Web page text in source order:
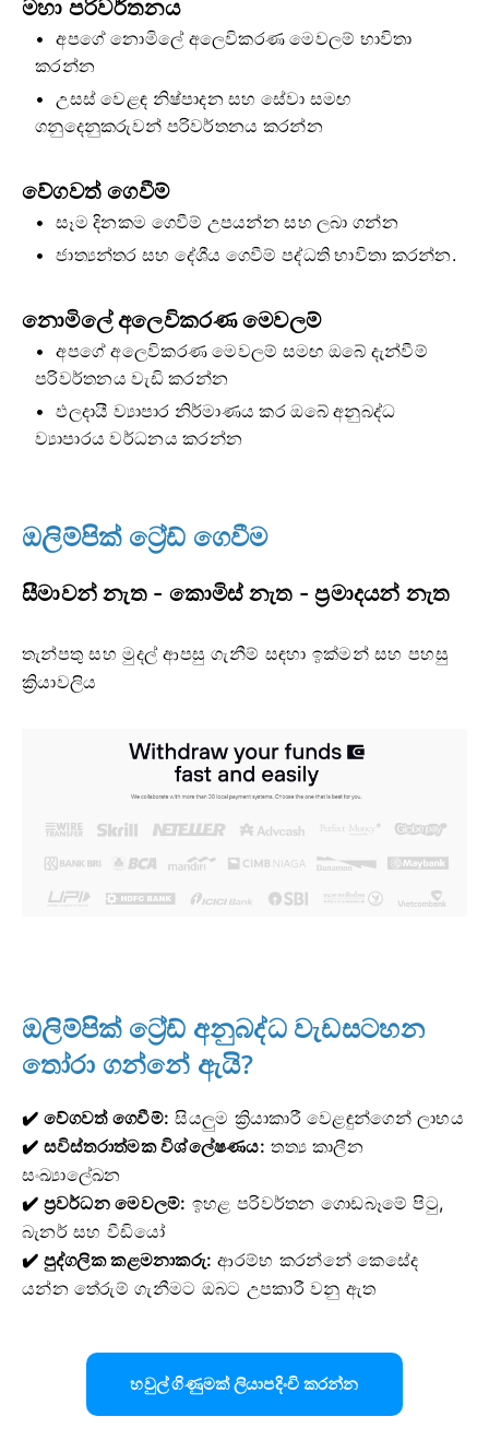
මහා පරිවර්තනය
අපගේ නොමිලේ අලෙවිකරණ මෙවලම් භාවිතා
කරන්න
උසස් වෙළඳ නිෂ්පාදන සහ සේවා සමඟ
ගනුදෙනුකරුවන් පරිවර්තනය කරන්න
වේගවත් ගෙවීම්
සෑම දිනකම ගෙවීම් උපයන්න සහ ලබා ගන්න
ජාත්‍යන්තර සහ දේශීය ගෙවීම් පද්ධති භාවිතා කරන්න.
නොමිලේ අලෙවිකරණ මෙවලම්
අපගේ අලෙවිකරණ මෙවලම් සමඟ ඔබේ දැන්වීම්
පරිවර්තනය වැඩි කරන්න
ඵලදායී ව්‍යාපාර නිර්මාණය කර ඔබේ අනුබද්ධ
ව්‍යාපාරය වර්ධනය කරන්න
ඔලිම්පික් ට්‍රේඩ් ගෙවීම
සීමාවන් නැත - කොමිස් නැත - ප්‍රමාදයන් නැත
තැන්පතු සහ මුදල් ආපසු ගැනීම් සඳහා ඉක්මන් සහ පහසු
ක්‍රියාවලිය
ඔලිම්පික් ට්‍රේඩ් අනුබද්ධ වැඩසටහන
තෝරා ගන්නේ ඇයි?
✔️ වේගවත් ගෙවීම්: සියලුම ක්‍රියාකාරී වෙළඳුන්ගෙන් ලාභය
✔️ සවිස්තරාත්මක විශ්ලේෂණය: තත්‍ය කාලීන
සංඛ්‍යාලේඛන
✔️ ප්‍රවර්ධන මෙවලම්: ඉහළ පරිවර්තන ගොඩබෑමේ පිටු,
බැනර් සහ වීඩියෝ
✔️ පුද්ගලික කළමනාකරු: ආරම්භ කරන්නේ කෙසේද
යන්න තේරුම් ගැනීමට ඔබට උපකාරී වනු ඇත
හවුල් ගිණුමක් ලියාපදිංචි කරන්න